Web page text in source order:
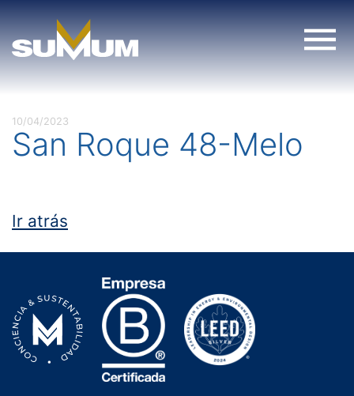
content
10/04/2023
San Roque 48-Melo
Ir atrás